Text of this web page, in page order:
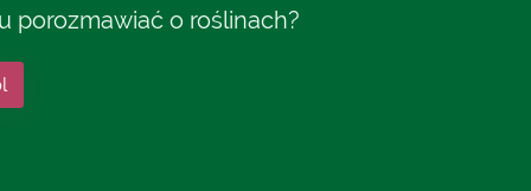
porozmawiać o roślinach?